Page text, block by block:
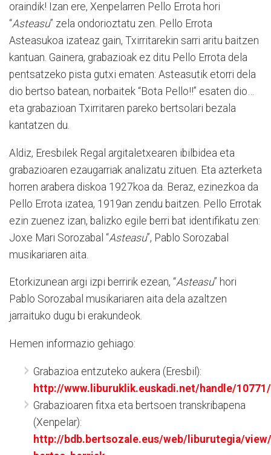
oraindik! Izan ere, Xenpelarren Pello Errota hori
“Asteasu” zela ondorioztatu zen. Pello Errota
Asteasukoa izateaz gain, Txirritarekin sarri aritu baitzen
kantuan. Gainera, grabazioak ez ditu Pello Errota dela
pentsatzeko pista gutxi ematen: Asteasutik etorri dela
dio bertso batean, norbaitek “Bota Pello!!” esaten dio…
eta grabazioan Txirritaren pareko bertsolari bezala
kantatzen du.
Aldiz, Eresbilek Regal argitaletxearen ibilbidea eta
grabazioaren ezaugarriak analizatu zituen. Eta azterketa
horren arabera diskoa 1927koa da. Beraz, ezinezkoa da
Pello Errota izatea, 1919an zendu baitzen. Pello Errotak
ezin zuenez izan, balizko egile berri bat identifikatu zen:
Joxe Mari Sorozabal “Asteasu”, Pablo Sorozabal
musikariaren aita.
Etorkizunean argi izpi berririk ezean, “Asteasu” hori
Pablo Sorozabal musikariaren aita dela azaltzen
jarraituko dugu bi erakundeok.
Hemen informazio gehiago:
Grabazioa entzuteko aukera (Eresbil):
http://www.liburuklik.euskadi.net/handle/
Grabazioaren fitxa eta bertsoen transkribapena
(Xenpelar):
http://bdb.bertsozale.eus/web/liburutegia/